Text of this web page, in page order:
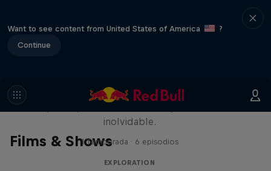
Want to see content from United States of America
?
Continue
Films & Shows
Rob Warner’s Wild Rides
inolvidable.
1 Temporada · 6 episodios
EXPLORATION